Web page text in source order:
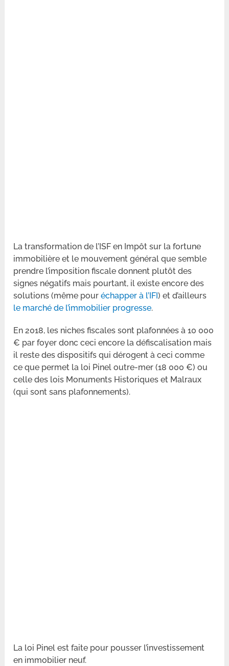
La transformation de l’ISF en Impôt sur la fortune
immobilière et le mouvement général que semble
prendre l’imposition fiscale donnent plutôt des
signes négatifs mais pourtant, il existe encore des
solutions (même pouréchapper à l’IFI) et d’ailleurs
le marché de l’immobilier progresse.
En 2018, les niches fiscales sont plafonnées à 10 000
€ par foyer donc ceci encore la défiscalisation mais
il reste des dispositifs qui dérogent à ceci comme
ce que permet la loi Pinel outre-mer (18 000 €) ou
celle des lois Monuments Historiques et Malraux
(qui sont sans plafonnements).
La loi Pinel est faite pour pousser l’investissement
en immobilier neuf.